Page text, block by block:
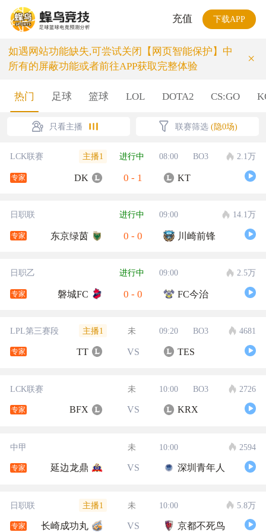
充值 下载APP
如遇网站功能缺失,可尝试关闭【网页智能保护】中
所有的屏蔽功能或者前往APP获取完整体验
×
热门 足球 篮球 LOL DOTA2 CS:GO
只看主播 联赛筛选 (隐0场)
LCK联赛 主播1 进行中 08:00 BO3 2.1万
专家 DK 0 - 1 KT
日职联 进行中 09:00 14.1万
专家 东京绿茵 0 - 0 川崎前锋
日职乙 进行中 09:00 2.5万
专家 磐城FC 0 - 0 FC今治
LPL第三赛段 主播1 未 09:20 BO3 4681
专家 TT VS TES
LCK联赛 未 10:00 BO3 2726
专家 BFX VS KRX
中甲 未 10:00 2594
专家 延边龙鼎 VS 深圳青年人
日职联 主播1 未 10:00 5.8万
专家 长崎成功丸 VS 京都不死鸟